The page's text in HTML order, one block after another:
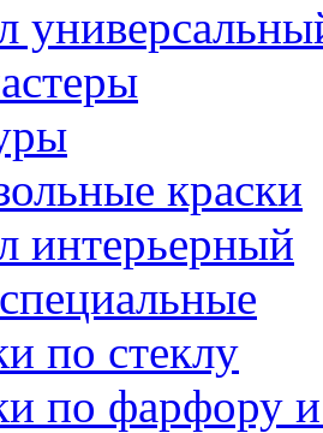
краски
интерьерный
по стеклу
по фарфору